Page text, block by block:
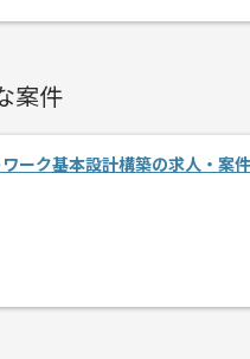
案件
ーク基本設計構築の求人・案件